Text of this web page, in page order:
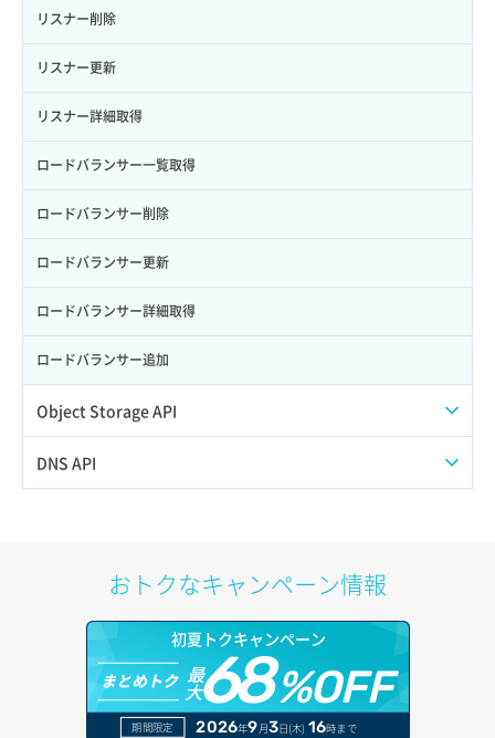
サーバー一覧取得
サーバー作成
サーバー再構築（OS再インストール）
サーバー利用状況グラフ（CPU）
サーバー利用状況グラフ（ディスクIO）
サーバー利用状況グラフ（トラフィック）
サーバー削除
サーバー操作（起動/停止/再起動/強制停止）
サーバー設定切替
ポートデタッチ
ボリュームアタッチ
ボリュームデタッチ
ネットワーク詳細取得
ポート一覧取得
ポート作成（ローカルネットワーク用）
ポート作成（追加IP用）
ポート削除
ポート更新
ポート詳細取得
リスナー削除
リスナー更新
リスナー詳細取得
ロードバランサー一覧取得
ロードバランサー削除
ロードバランサー更新
ロードバランサー詳細取得
ロードバランサー追加
Object Storage API
Web公開
オブジェクトダウンロード
オブジェクトバージョン管理
DNS API
ドメイン情報登録
ドメイン詳細取得
おトクなキャンペーン情報
初夏トクキャンペーン
まとめトク 最
大68%OFF
期間限定 2026年9月3日(木) 16時まで